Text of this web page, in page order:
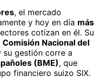
, el mercado
y hoy en día más
cotizan en él. Su
Comisión Nacional del
su gestión corre a
(BME), que
financiero suizo SIX.